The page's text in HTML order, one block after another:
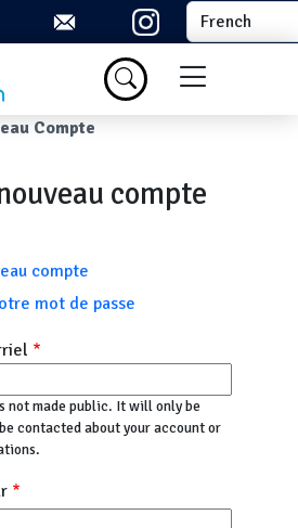
Select your
Menu du
Compte
compte
compte
mot de passe
not made public. It will only be
contacted about your account or